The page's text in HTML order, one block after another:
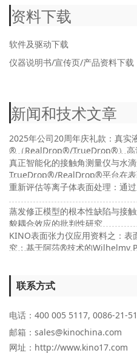
资料下载
软件及驱动下载
仪器说明书/宣传页/产品资料下载
新闻和技术文章
2025年公司20周年庆礼款：真实
®（RealDrop®/TrueDrop®）高
压接触角及高温高压界面流变仪
真正智能化的接触角测量仪与水
TrueDrop®/RealDrop®平台在表
重新评估等离子体表面处理：通
蒸发修正模型的根本性缺陷与接
貌耦合效应的批判性研究
KINO表面张力仪应用资料之：
究：基于阿莎®技术的Wilhelmy
联系方式
电话：400 005 5117, 0086-21-
邮箱：sales@kinochina.com
网址：http://www.kino17.com